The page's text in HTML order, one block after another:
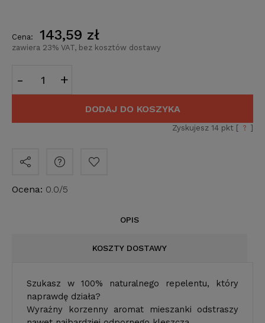
Cena: 143,59 zł
zawiera 23% VAT, bez kosztów dostawy
- +
DODAJ DO KOSZYKA
Zyskujesz 14 pkt [ ? ]
Ocena: 0.0/5
OPIS
KOSZTY DOSTAWY
Szukasz w 100% naturalnego repelentu, który
naprawdę działa?
Wyraźny korzenny aromat mieszanki odstraszy